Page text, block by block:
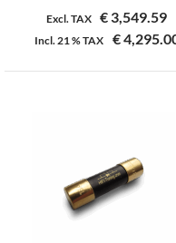
Excl. TAX € 3,549.59
Incl.21 %TAX €